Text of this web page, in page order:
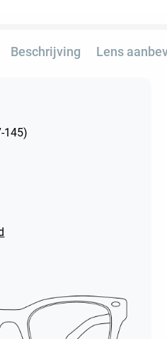
Beschrijving Lens
-145)